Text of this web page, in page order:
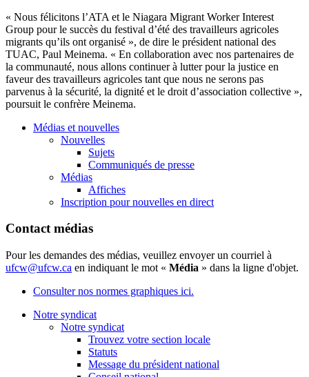
« Nous félicitons l’ATA et le Niagara Migrant Worker Interest
Group pour le succès du festival d’été des travailleurs agricoles
migrants qu’ils ont organisé », de dire le président national des
TUAC, Paul Meinema. « En collaboration avec nos partenaires de
la communauté, nous allons continuer à lutter pour la justice en
faveur des travailleurs agricoles tant que nous ne serons pas
parvenus à la sécurité, la dignité et le droit d’association collective »,
poursuit le confrère Meinema.
Médias et nouvelles
Nouvelles
Sujets
Communiqués de presse
Médias
Affiches
Inscription pour nouvelles en direct
Contact médias
Pour les demandes des médias, veuillez envoyer un courriel à
ufcw@ufcw.ca en indiquant le mot « Média » dans la ligne d'objet.
Consulter nos normes graphiques ici.
Notre syndicat
Notre syndicat
Trouvez votre section locale
Statuts
Message du président national